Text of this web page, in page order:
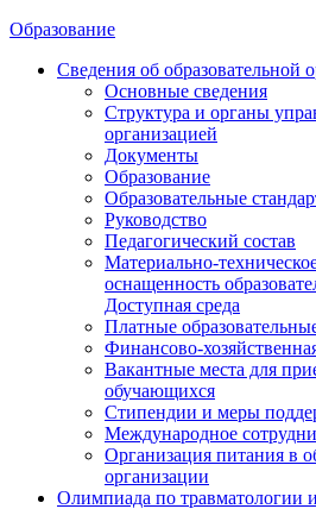
Образование
Сведения об образовательной
Основные сведения
Структура и органы
организацией
Документы
Образование
Образовательные
Руководство
Педагогический состав
Материально-
оснащенность
Доступная среда
Платные
Финансово-
Вакантные места для
обучающихся
Стипендии и меры
Международное
Организация питания в
организации
Олимпиада по травматологии